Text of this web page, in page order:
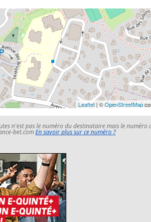
Leaflet | ©OpenStreetMap
n'est pas le numéro du destinataire mais le numéro
bet.comEn savoir plus sur ce numéro ?